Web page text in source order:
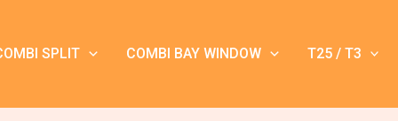
SPLIT COMBI BAY WINDOW T25 / T3